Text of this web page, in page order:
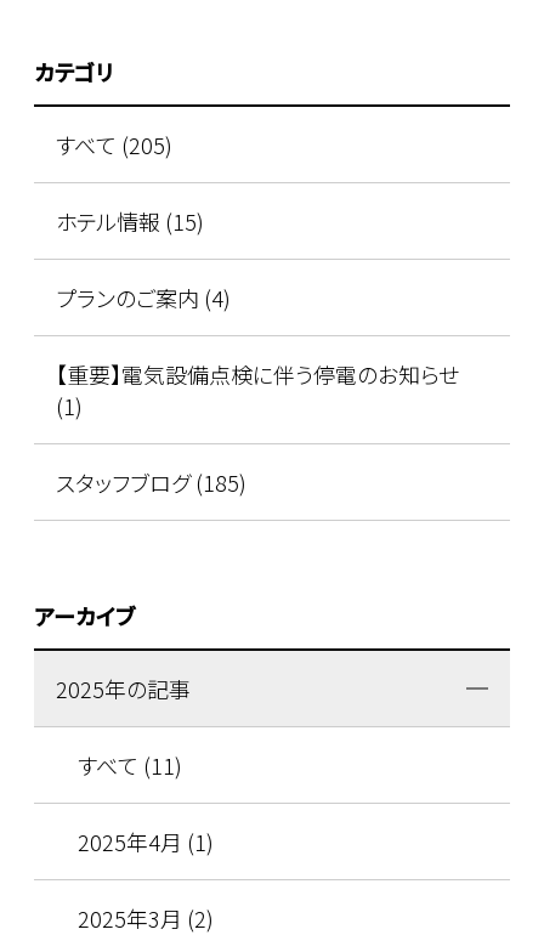
カテゴリ
すべて (205)
ホテル情報 (15)
プランのご案内 (4)
【重要】電気設備点検に伴う停電のお知らせ
(1)
スタッフブログ (185)
アーカイブ
2025年の記事
すべて (11)
2025年4月 (1)
2025年3月 (2)